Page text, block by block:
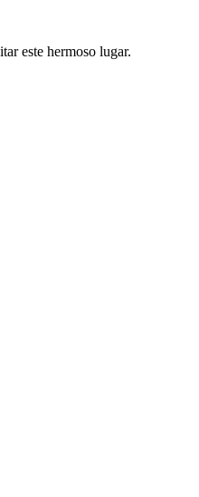
este hermoso lugar.